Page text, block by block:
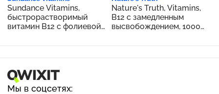
Sundance Vitamins,
быстрорастворимый
витамин B12 с фолиевой
ягодным вкусом, 60
Nature's Truth, Vitamins,
B12 с замедленным
высвобождением, 1000
Мы в соцсетях: